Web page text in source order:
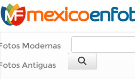
Modernas
Antiguas